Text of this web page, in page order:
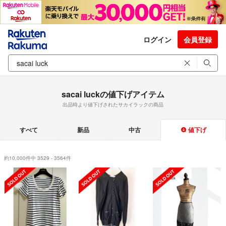
ログイン 会員登録
sacai luckの値下げアイテム
出品時より値下げされたサカイラックの商品
すべて 新品 中古 値下げ
約10,000件中 3529 - 3564件